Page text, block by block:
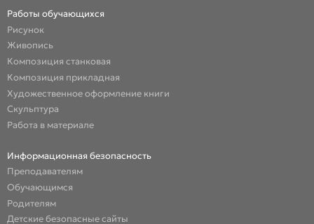
Работы обучающихся
Рисунок
Живопись
Композиция станковая
Композиция прикладная
Художественное оформление книги
Скульптура
Работа в материале
Информационная безопасность
Преподавателям
Обучающимся
Родителям
Детские безопасные сайты